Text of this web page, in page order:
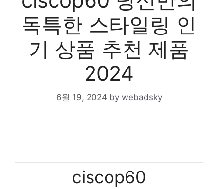
독특한 스타일링 인
기 상품 추천 제품
2024
6월 19, 2024 by webadsky
ciscop60